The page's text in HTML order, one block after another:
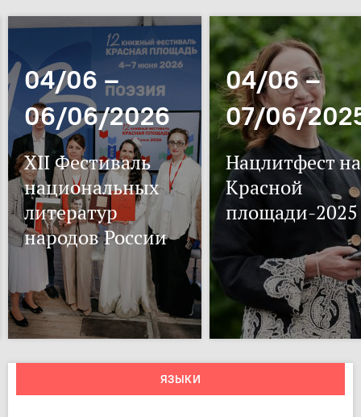
04/06 –
06/06/2026
XII Фестиваль
национальных
литератур
народов России
04/06 –
07/06/
Нацлитфест на
Красной
площади-2025
ЯЗЫКИ